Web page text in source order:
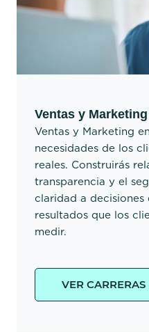
Ventas y Marketing
Ventas y Marketing
necesidades de los
reales. Construirás
transparencia y el
claridad a decisiones
resultados que los
medir.
VER CARRERAS